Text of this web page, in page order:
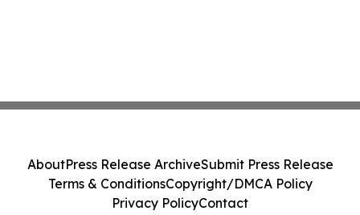
AboutPress Release ArchiveSubmit Press Release
Terms & ConditionsCopyright/DMCA Policy
Privacy PolicyContact